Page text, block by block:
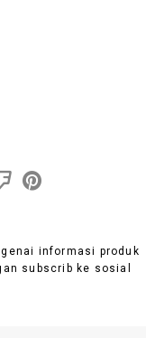
informasi produk
subscrib ke sosial